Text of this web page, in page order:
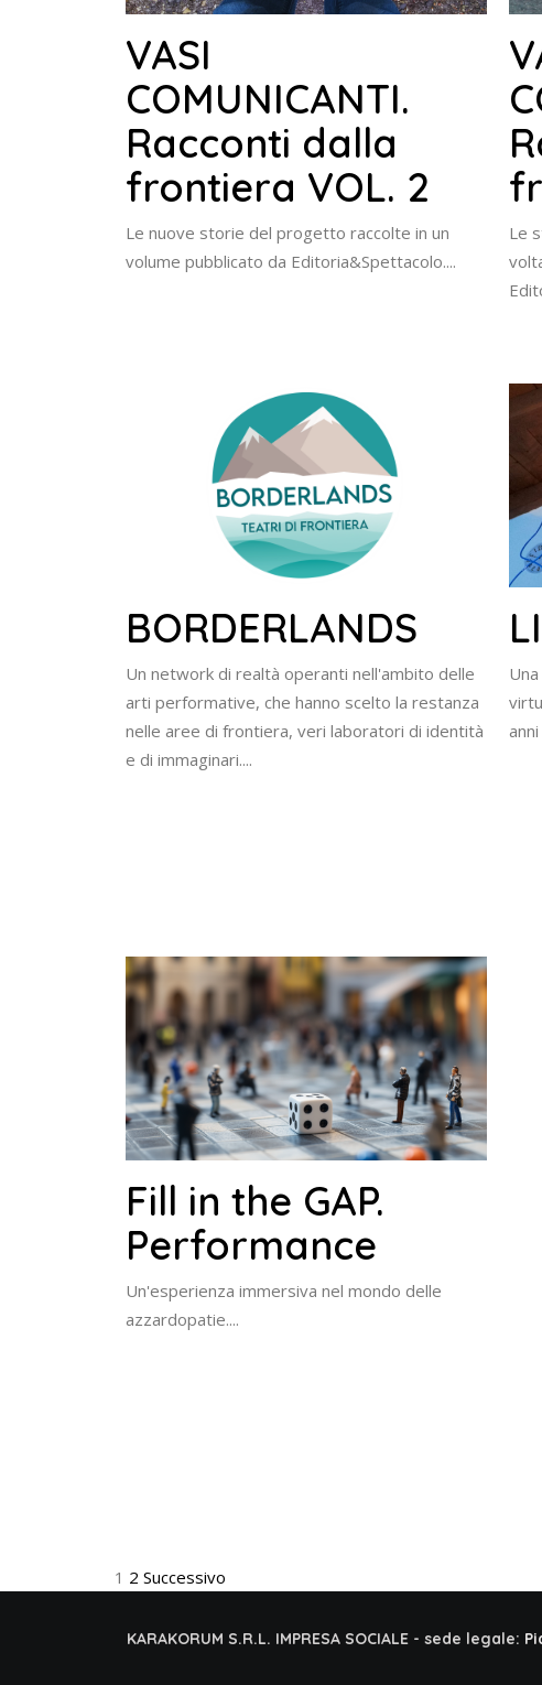
VASI
COMUNICANTI.
Racconti dalla
frontiera VOL. 2
Le nuove storie del progetto raccolte in un
volume pubblicato da Editoria&Spettacolo....
Le
BORDERLANDS
Un network di realtà operanti nell'ambito delle
arti performative, che hanno scelto la restanza
nelle aree di frontiera, veri laboratori di identità
e di immaginari....
Fill in the GAP.
Performance
Un'esperienza immersiva nel mondo delle
azzardopatie....
Paginazione
degli
1 2 Successivo
KARAKORUM S.R.L. IMPRESA SOCIALE - sede legale: